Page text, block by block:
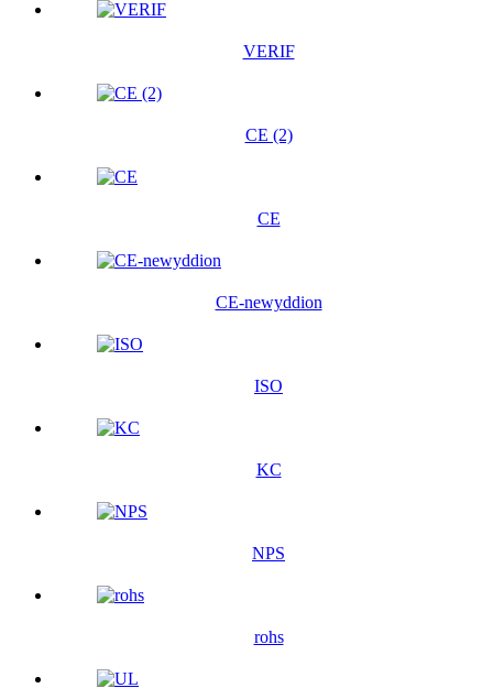
VERIF
CE (2)
CE
CE-newyddion
ISO
KC
NPS
rohs